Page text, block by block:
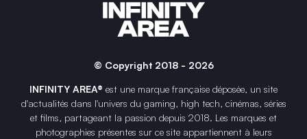
© Copyright 2018 - 2026
INFINITY AREA® est une marque française déposée, un site
d'actualités dans l'univers du gaming, high tech, cinémas, séries
et films, partageant la passion depuis 2018. Les marques et
photographies présentes sur ce site appartiennent à leurs